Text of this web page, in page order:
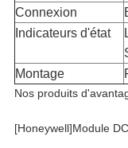
Connexion​
Indicateurs d'état​
Montage​
Nos produits
[Honeywell]Module